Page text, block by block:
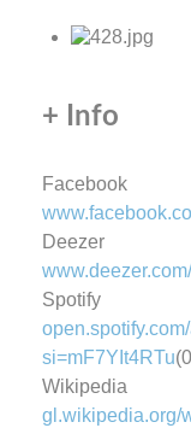
+ Info
Facebook
Deezer
Spotify
si=mF7YIt4RTu
Wikipedia
gl.wikipedia.org/